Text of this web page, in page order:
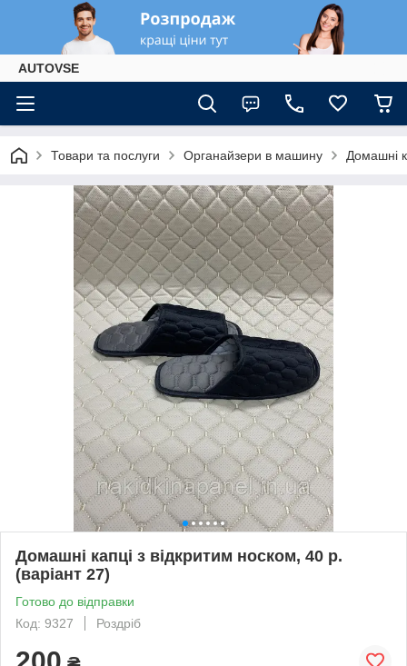
AUTOVSE
Товари та послуги Органайзери в машину Домашні
Домашні капці з відкритим носком, 40 р.
(варіант 27)
Готово до відправки
Код: 9327
Роздріб